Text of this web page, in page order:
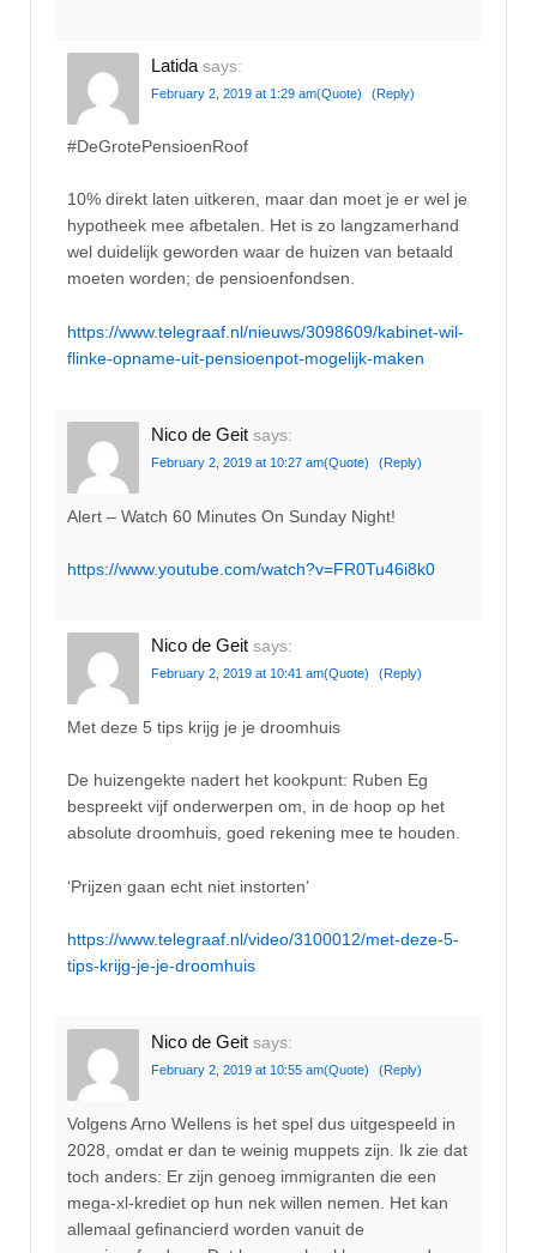
Latida says:
February 2, 2019 at 1:29 am(Quote) (Reply)
#DeGrotePensioenRoof
10% direkt laten uitkeren, maar dan moet je er wel je
hypotheek mee afbetalen. Het is zo langzamerhand
wel duidelijk geworden waar de huizen van betaald
moeten worden; de pensioenfondsen.
https://www.telegraaf.nl/nieuws/3098609/kabinet-wil-
flinke-opname-uit-pensioenpot-mogelijk-maken
Nico de Geit says:
February 2, 2019 at 10:27 am(Quote) (Reply)
Alert – Watch 60 Minutes On Sunday Night!
https://www.youtube.com/watch?v=FR0Tu46i8k0
Nico de Geit says:
February 2, 2019 at 10:41 am(Quote) (Reply)
Met deze 5 tips krijg je je droomhuis
De huizengekte nadert het kookpunt: Ruben Eg
bespreekt vijf onderwerpen om, in de hoop op het
absolute droomhuis, goed rekening mee te houden.
‘Prijzen gaan echt niet instorten’
https://www.telegraaf.nl/video/3100012/met-deze-5-
tips-krijg-je-je-droomhuis
Nico de Geit says:
February 2, 2019 at 10:55 am(Quote) (Reply)
Volgens Arno Wellens is het spel dus uitgespeeld in
2028, omdat er dan te weinig muppets zijn. Ik zie dat
toch anders: Er zijn genoeg immigranten die een
mega-xl-krediet op hun nek willen nemen. Het kan
allemaal gefinancierd worden vanuit de